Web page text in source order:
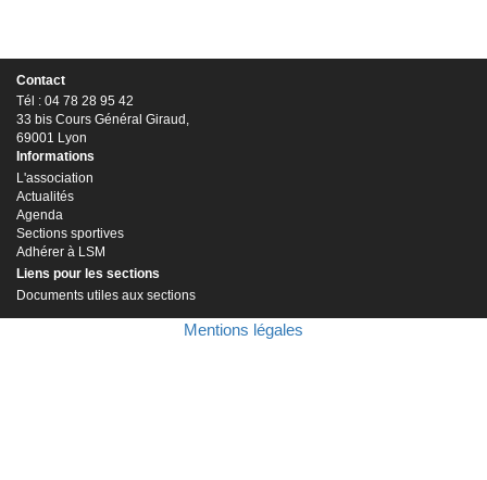
Contact
Tél : 04 78 28 95 42
33 bis Cours Général Giraud,
69001 Lyon
Informations
L'association
Actualités
Agenda
Sections sportives
Adhérer à LSM
Liens pour les sections
Documents utiles aux sections
Mentions légales